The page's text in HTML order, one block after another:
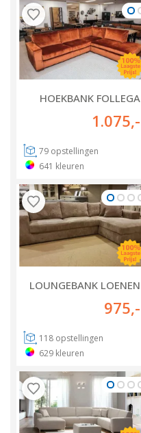
HOEKBANK FOLLEGA
1.075,-
79 opstellingen
641 kleuren
LOUNGEBANK LOENEN
975,-
118 opstellingen
629 kleuren